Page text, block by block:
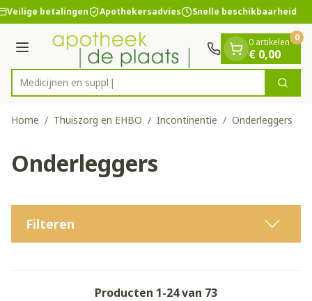
Ga naar de inhoud
1 van 1
Veilige betalingen Apothekersadvies Snelle beschikbaarheid
Menu
Product, merk, categorie...
M Zoek
0 artikelen
€ 0,00
0
Home / Thuiszorg en EHBO / Incontinentie / Onderleggers
Onderleggers
Filteren
Producten 1-24van 73